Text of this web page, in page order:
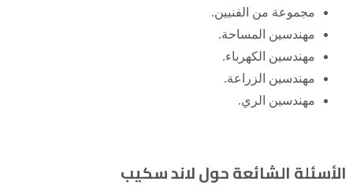
مجموعة من الفنيين.
مهندسين المساحة.
مهندسين الكهرباء.
مهندسين الزراعة.
مهندسين الري.
الأسئلة الشائعة حول لاند سكيب